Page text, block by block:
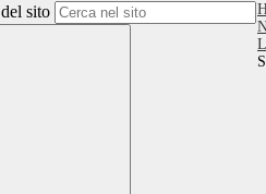
sito